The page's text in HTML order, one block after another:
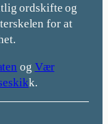
ordskifte og
for at
og Vær
k.